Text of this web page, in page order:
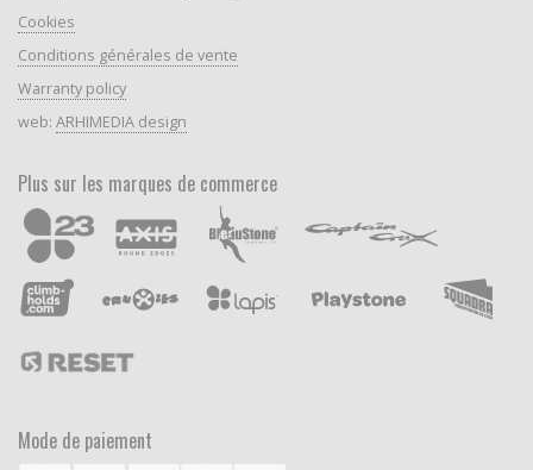
Cookies
Conditions générales de vente
Warranty policy
web: ARHIMEDIA design
Plus sur les marques de commerce
Mode de paiement